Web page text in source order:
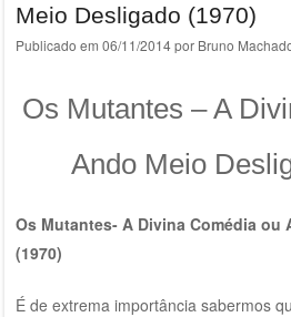
Meio Desligado (1970)
Publicado em 06/11/2014por Bruno
Os Mutantes – A
Ando Meio
Os Mutantes- A Divina Comédia ou
(1970)
É de extrema importância sabermos